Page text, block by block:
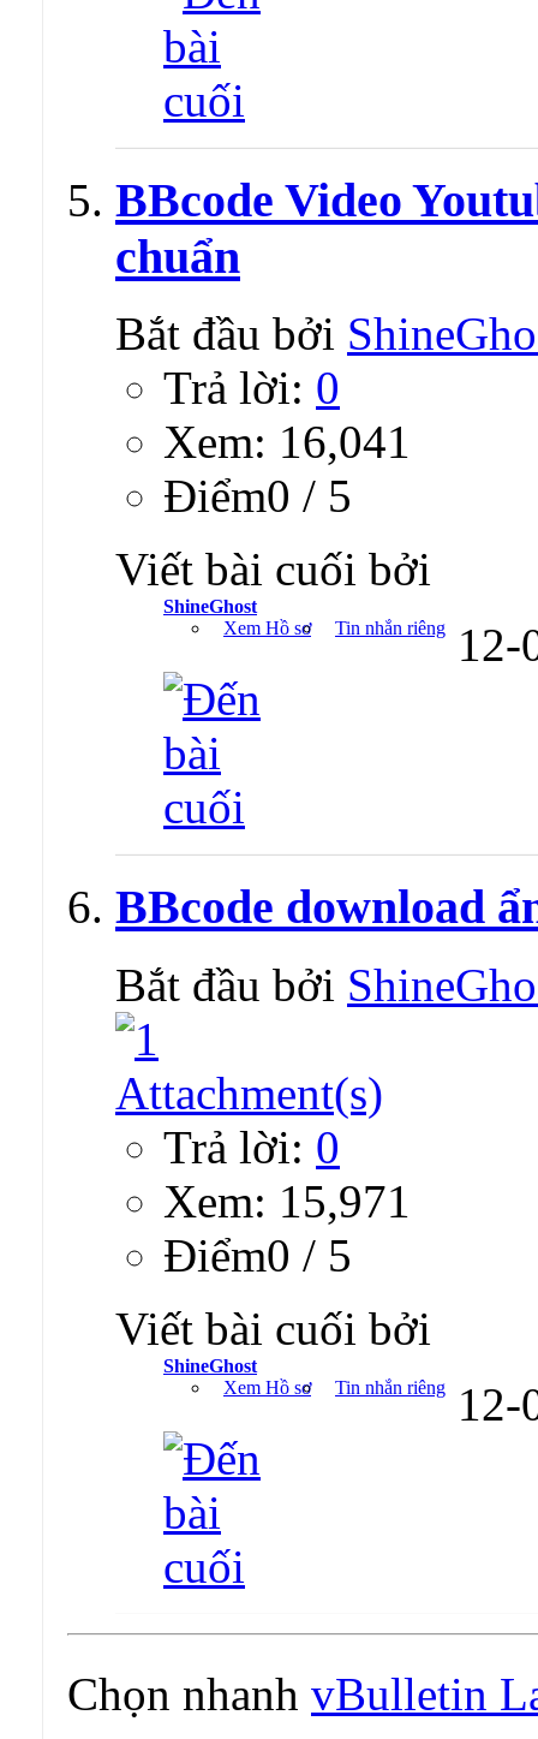
BBcode Video
chuẩn
Bắt đầu bởi
Trả lời: 0
Xem: 16,041
Ðiểm0 / 5
Viết bài cuối bởi
ShineGhost
Xem Hồ sơ
Tin nhắn riêng
BBcode download
Bắt đầu bởi
Trả lời: 0
Xem: 15,971
Ðiểm0 / 5
Viết bài cuối bởi
ShineGhost
Xem Hồ sơ
Tin nhắn riêng
Chọn nhanh vBulletin